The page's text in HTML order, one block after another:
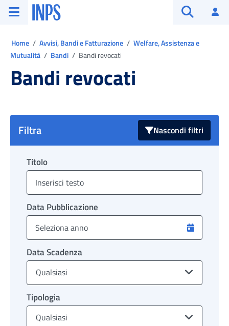
Vai al menu principale
Vai al contenuto principale
Vai al pie' di pagina
INPS ()
Home Avvisi, Bandi e Fatturazione
Welfare, Assistenza e
Mutualità
Bandi Bandi revocati
Bandi revocati
Filtra Nascondi filtri
Titolo
Data Pubblicazione
Data Scadenza
Qualsiasi
Tipologia
Qualsiasi